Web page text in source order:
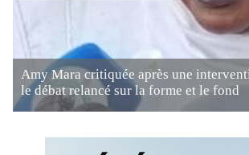
Amy Mara critiquée après une
le débat relancé sur la forme et le fond